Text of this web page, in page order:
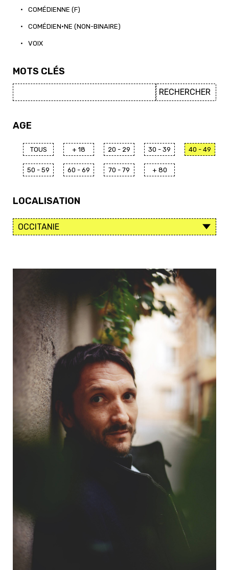
• COMÉDIENNE (F)
• COMÉDIEN·NE (NON-BINAIRE)
• VOIX
MOTS CLÉS
AGE
TOUS + 18 20 - 29 30 - 39 40 - 49
50 - 59 60 - 69 70 - 79 + 80
LOCALISATION